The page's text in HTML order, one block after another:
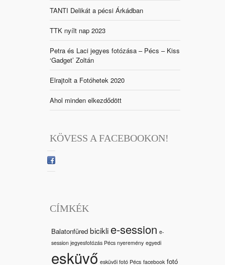
TANTI Delikát a pécsi Árkádban
TTK nyílt nap 2023
Petra és Laci jegyes fotózása – Pécs – Kiss
‘Gadget’ Zoltán
Elrajtolt a Fotóhetek 2020
Ahol minden elkezdődött
KÖVESS A FACEBOOKON!
CÍMKÉK
Balatonfüred bicikli e-session e-
session jegyesfotózás Pécs nyeremény egyedi
esküvő esküvői fotó Pécs facebook fotó